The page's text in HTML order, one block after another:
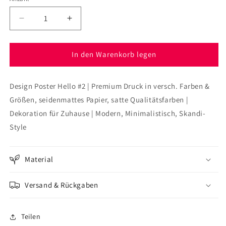
Verringere
die
Menge
Poster
2
Erhöhe
die
Menge
für
Poster
2
In den Warenkorb legen
Design Poster Hello #2 | Premium Druck in versch. Farben &
Größen, seidenmattes Papier, satte Qualitätsfarben |
Dekoration für Zuhause | Modern, Minimalistisch, Skandi-
Style
Material
Versand & Rückgaben
Teilen